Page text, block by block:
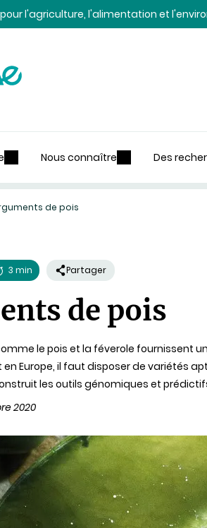
l'agriculture, l'alimentation et
Nous connaître Des
de pois
3 min Partager
de pois
le pois et la féverole fournissent
Europe, il faut disposer de variétés
les outils génomiques et
2020